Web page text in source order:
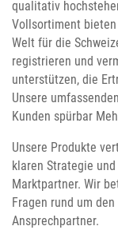
qualitativ
Vollsortiment
Welt für die
registrieren und
unterstützen, die
Unsere
Kunden spürbar
Unsere Produkte
klaren Strategie
Marktpartner. Wir
Fragen rund um
Ansprechpartner.